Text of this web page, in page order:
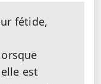
fétide,
est